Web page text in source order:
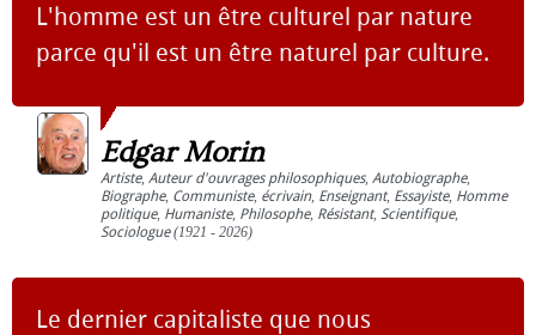
L'homme est un être culturel par nature
parce qu'il est un être naturel par culture.
Edgar Morin
Artiste, Auteur d'ouvrages philosophiques, Autobiographe,
Biographe, Communiste, écrivain, Enseignant, Essayiste, Homme
politique, Humaniste, Philosophe, Résistant, Scientifique,
Sociologue(1921 - 2026)
Le dernier capitaliste que nous